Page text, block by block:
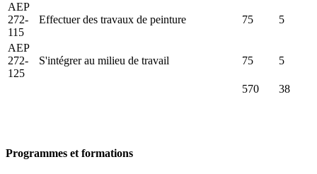
AEP
272-
115
Effectuer des travaux de peinture 75 5
AEP
272-
125
S'intégrer au milieu de travail 75 5
570 38
Programmes et formations